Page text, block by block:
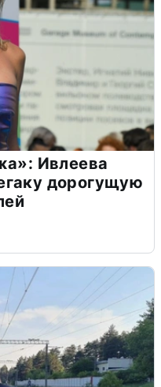
Ивлеева
дорогущую